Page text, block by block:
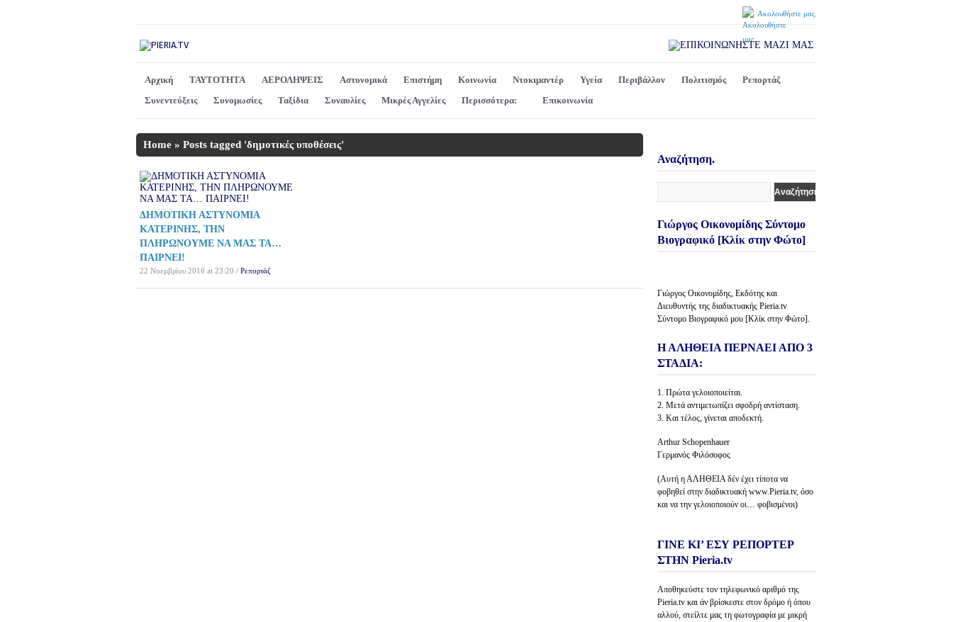
Ακολουθήστε μας.
Αρχική ΤΑΥΤΟΤΗΤΑ ΑΕΡΟΛΗΨΕΙΣ Αστυνομικά Επιστήμη Κοινωνία Ντοκιμαντέρ Υγεία Περιβάλλον Πολιτισμός
Ρεπορτάζ
Συνεντεύξεις
Συνομωσίες Ταξίδια Συναυλίες Μικρές Αγγελίες Περισσότερα: Επικοινωνία
Home » Posts tagged 'δημοτικές υποθέσεις'
ΔΗΜΟΤΙΚΗ ΑΣΤΥΝΟΜΙΑ
ΚΑΤΕΡΙΝΗΣ, ΤΗΝ
ΠΛΗΡΩΝΟΥΜΕ ΝΑ ΜΑΣ ΤΑ…
ΠΑΙΡΝΕΙ!
22 Νοεμβρίου 2016 at 23:20 / Ρεπορτάζ
Αναζήτηση.
Γιώργος Οικονομίδης Σύντομο
Βιογραφικό [Κλίκ στην Φώτο]
Γιώργος Οικονομίδης, Εκδότης και
Διευθυντής της διαδικτυακής Pieria.tv
Σύντομο Βιογραφικό μου [Κλίκ στην Φώτο].
Η ΑΛΗΘΕΙΑ ΠΕΡΝΑΕΙ ΑΠΟ 3
ΣΤΑΔΙΑ:
1. Πρώτα γελοιοποιείται.
2. Μετά αντιμετωπίζει σφοδρή αντίσταση.
3. Και τέλος, γίνεται αποδεκτή.
Arthur Schopenhauer
Γερμανός Φιλόσοφος
(Αυτή η ΑΛΗΘΕΙΑ δέν έχει τίποτα να
φοβηθεί στην διαδικτυακή www.Pieria.tv, όσο
και να την γελοιοποιούν οι… φοβισμένοι)
ΓΙΝΕ ΚΙ’ ΕΣΥ ΡΕΠΟΡΤΕΡ
ΣΤΗΝ Pieria.tv
Αποθηκεύστε τον τηλεφωνικό αριθμό της
Pieria.tv και άν βρίσκεστε στον δρόμο ή όπου
αλλού, στείλτε μας τη φωτογραφία με μικρή